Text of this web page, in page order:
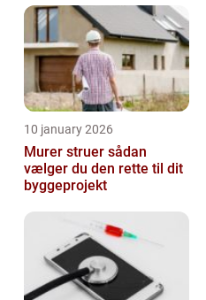
10 january 2026
Murer struer sådan
vælger du den rette til dit
byggeprojekt